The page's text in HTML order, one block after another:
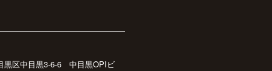
黒区中目黒3-6-6 中目黒OPIビ